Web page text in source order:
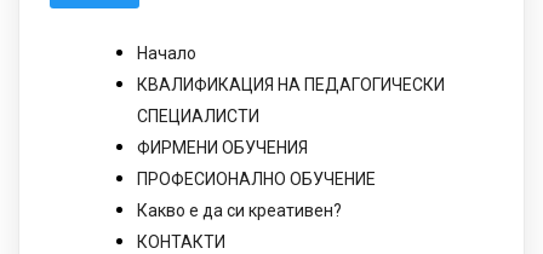
Начало
КВАЛИФИКАЦИЯ НА ПЕДАГОГИЧЕСКИ
СПЕЦИАЛИСТИ
ФИРМЕНИ ОБУЧЕНИЯ
ПРОФЕСИОНАЛНО ОБУЧЕНИЕ
Какво е да си креативен?
КОНТАКТИ